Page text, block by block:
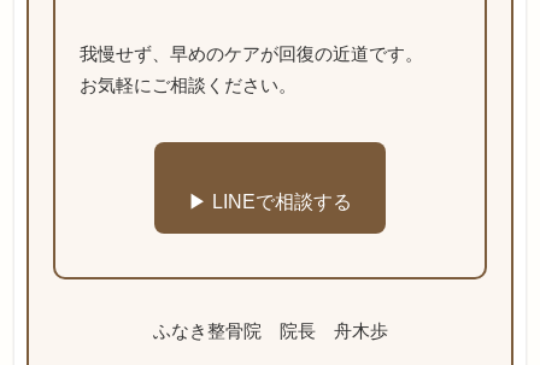
我慢せず、早めのケアが回復の近道です。
お気軽にご相談ください。
▶ LINEで相談する
ふなき整骨院 院長 舟木歩